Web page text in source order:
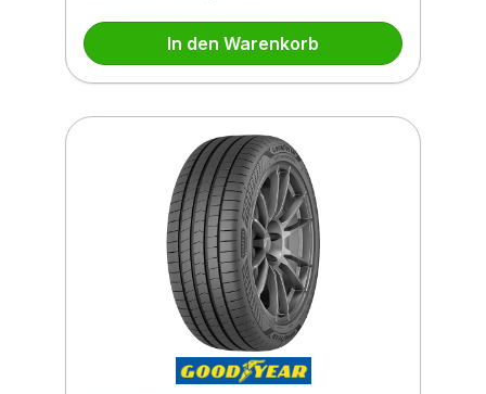
In den Warenkorb